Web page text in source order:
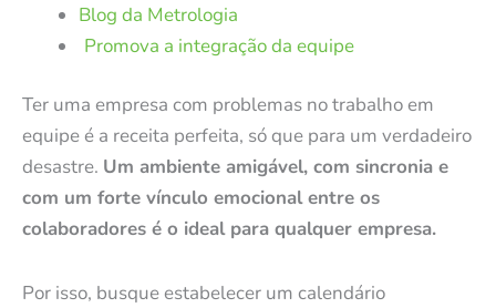
Blog da Metrologia
Promova a integração da equipe
Ter uma empresa com problemas no trabalho em
equipe é a receita perfeita, só que para um verdadeiro
desastre. Um ambiente amigável, com sincronia e
com um forte vínculo emocional entre os
colaboradores é o ideal para qualquer empresa.
Por isso, busque estabelecer um calendário